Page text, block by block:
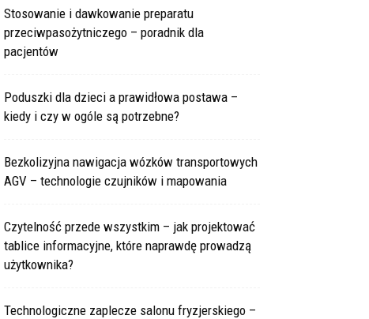
Stosowanie i dawkowanie preparatu
przeciwpasożytniczego – poradnik dla
pacjentów
Poduszki dla dzieci a prawidłowa postawa –
kiedy i czy w ogóle są potrzebne?
Bezkolizyjna nawigacja wózków transportowych
AGV – technologie czujników i mapowania
Czytelność przede wszystkim – jak projektować
tablice informacyjne, które naprawdę prowadzą
użytkownika?
Technologiczne zaplecze salonu fryzjerskiego –